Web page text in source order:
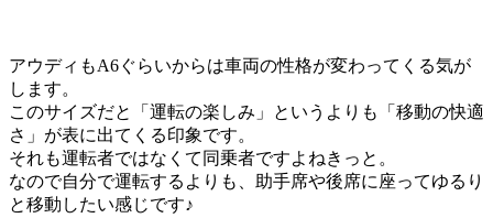
アウディもA6ぐらいからは車両の性格が変わってくる気が
します。
このサイズだと「運転の楽しみ」というよりも「移動の快適
さ」が表に出てくる印象です。
それも運転者ではなくて同乗者ですよねきっと。
なので自分で運転するよりも、助手席や後席に座ってゆるり
と移動したい感じです♪